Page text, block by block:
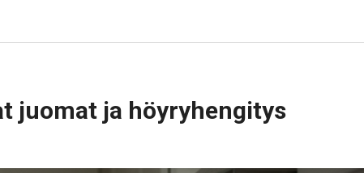
juomat ja höyryhengitys